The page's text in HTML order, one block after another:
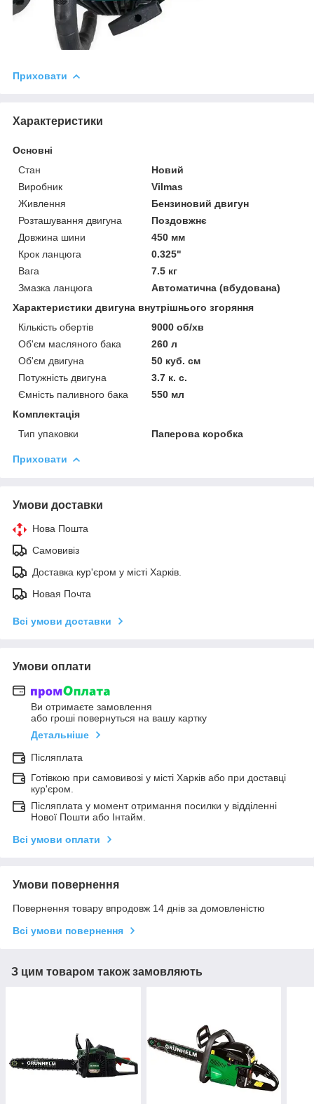
Приховати
Характеристики
Основні
Стан
Новий
Виробник
Vilmas
Живлення
Бензиновий двигун
Розташування двигуна
Поздовжнє
Довжина шини
450 мм
Крок ланцюга
0.325"
Вага
7.5 кг
Змазка ланцюга
Автоматична (вбудована)
Характеристики двигуна внутрішнього згоряння
Кількість обертів
9000 об/хв
Об'єм масляного бака
260 л
Об'єм двигуна
50 куб. см
Потужність двигуна
3.7 к. с.
Ємність паливного бака
550 мл
Комплектація
Тип упаковки
Паперова коробка
Приховати
Умови доставки
Нова Пошта
Самовивіз
Доставка кур'єром у місті Харків.
Новая Почта
Всі умови доставки
Умови оплати
Ви отримаєте замовлення
або гроші повернуться на вашу картку
Детальніше
Післяплата
Готівкою при самовивозі у місті Харків або при доставці
кур'єром.
Післяплата у момент отримання посилки у відділенні
Нової Пошти або Інтайм.
Всі умови оплати
Умови повернення
Повернення товару впродовж 14 днів за домовленістю
Всі умови повернення
З цим товаром також замовляють